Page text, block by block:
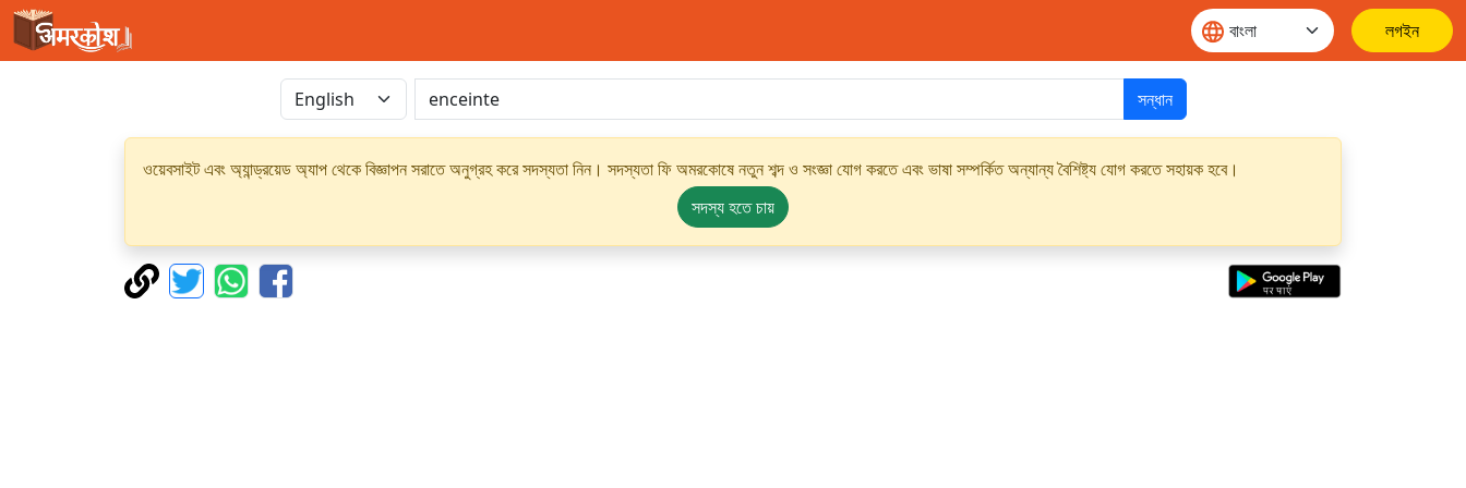
লগইন
সন্ধান
ওয়েবসাইট এবং অ্যান্ড্রয়েড অ্যাপ থেকে বিজ্ঞাপন সরাতে অনুগ্রহ করে সদস্যতা নিন। সদস্যতা ফি অমরকোষে নতুন শব্দ ও সংজ্ঞা যোগ করতে এবং ভাষা সম্পর্কিত অন্যান্য বৈশিষ্ট্য যোগ করতে সহায়ক হবে।
সদস্য হতে চায়